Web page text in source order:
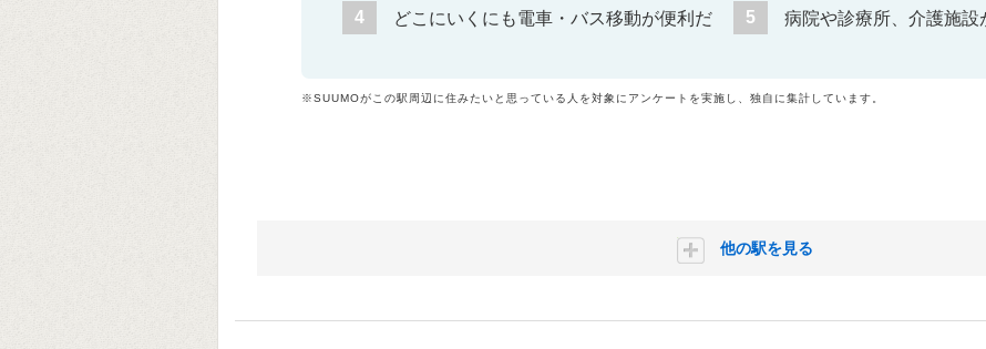
4 どこにいくにも電車・バス移動が便利だ 5 病院や診療所、介護施設
※SUUMOがこの駅周辺に住みたいと思っている人を対象にアンケートを実施し、独自に集計しています。
他の駅を見る